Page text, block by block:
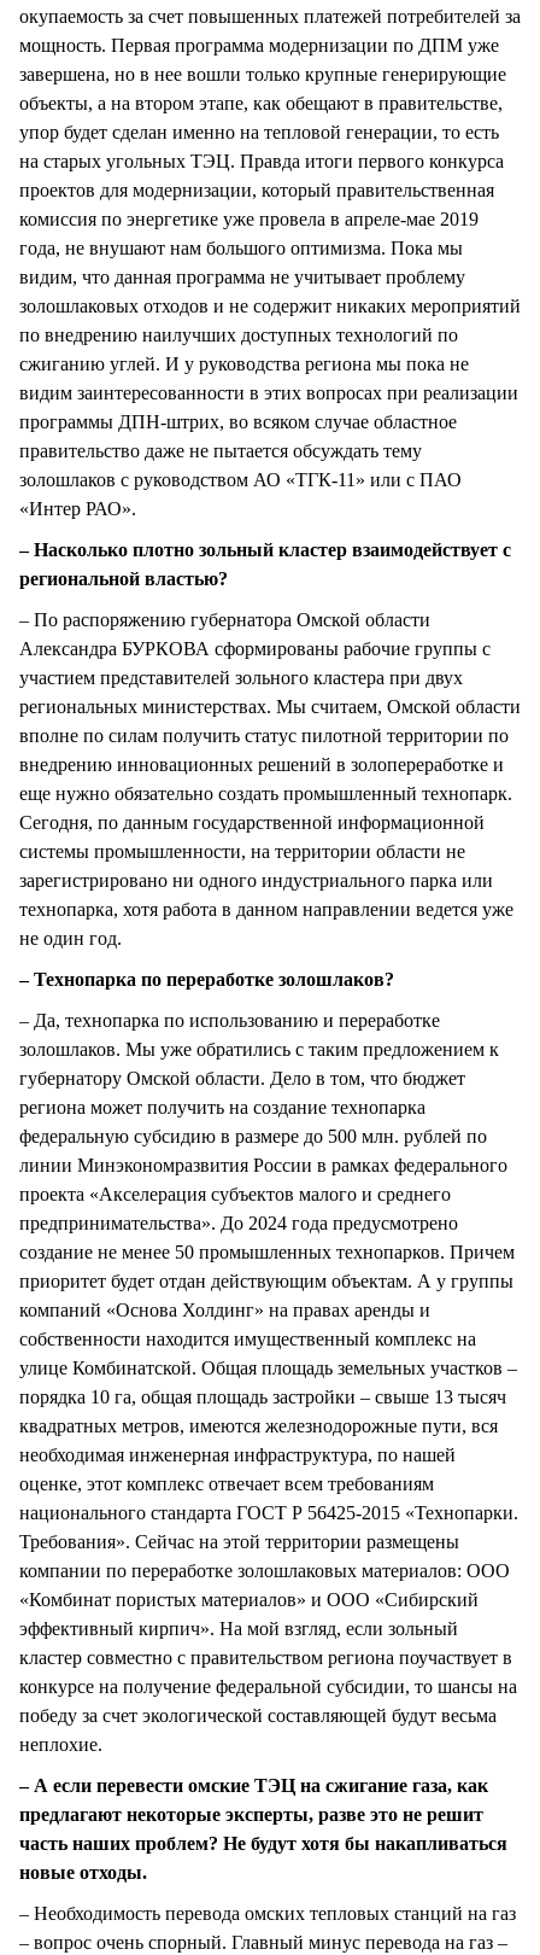
окупаемость за счет повышенных платежей потребителей за
мощность. Первая программа модернизации по ДПМ уже
завершена, но в нее вошли только крупные генерирующие
объекты, а на втором этапе, как обещают в правительстве,
упор будет сделан именно на тепловой генерации, то есть
на старых угольных ТЭЦ. Правда итоги первого конкурса
проектов для модернизации, который правительственная
комиссия по энергетике уже провела в апреле-мае 2019
года, не внушают нам большого оптимизма. Пока мы
видим, что данная программа не учитывает проблему
золошлаковых отходов и не содержит никаких мероприятий
по внедрению наилучших доступных технологий по
сжиганию углей. И у руководства региона мы пока не
видим заинтересованности в этих вопросах при реализации
программы ДПН-штрих, во всяком случае областное
правительство даже не пытается обсуждать тему
золошлаков с руководством АО «ТГК-11» или с ПАО
«Интер РАО».
– Насколько плотно зольный кластер взаимодействует с
региональной властью?
– По распоряжению губернатора Омской области
Александра БУРКОВА сформированы рабочие группы с
участием представителей зольного кластера при двух
региональных министерствах. Мы считаем, Омской области
вполне по силам получить статус пилотной территории по
внедрению инновационных решений в золопереработке и
еще нужно обязательно создать промышленный технопарк.
Сегодня, по данным государственной информационной
системы промышленности, на территории области не
зарегистрировано ни одного индустриального парка или
технопарка, хотя работа в данном направлении ведется уже
не один год.
– Технопарка по переработке золошлаков?
– Да, технопарка по использованию и переработке
золошлаков. Мы уже обратились с таким предложением к
губернатору Омской области. Дело в том, что бюджет
региона может получить на создание технопарка
федеральную субсидию в размере до 500 млн. рублей по
линии Минэкономразвития России в рамках федерального
проекта «Акселерация субъектов малого и среднего
предпринимательства». До 2024 года предусмотрено
создание не менее 50 промышленных технопарков. Причем
приоритет будет отдан действующим объектам. А у группы
компаний «Основа Холдинг» на правах аренды и
собственности находится имущественный комплекс на
улице Комбинатской. Общая площадь земельных участков –
порядка 10 га, общая площадь застройки – свыше 13 тысяч
квадратных метров, имеются железнодорожные пути, вся
необходимая инженерная инфраструктура, по нашей
оценке, этот комплекс отвечает всем требованиям
национального стандарта ГОСТ Р 56425-2015 «Технопарки.
Требования». Сейчас на этой территории размещены
компании по переработке золошлаковых материалов: ООО
«Комбинат пористых материалов» и ООО «Сибирский
эффективный кирпич». На мой взгляд, если зольный
кластер совместно с правительством региона поучаствует в
конкурсе на получение федеральной субсидии, то шансы на
победу за счет экологической составляющей будут весьма
неплохие.
– А если перевести омские ТЭЦ на сжигание газа, как
предлагают некоторые эксперты, разве это не решит
часть наших проблем? Не будут хотя бы накапливаться
новые отходы.
– Необходимость перевода омских тепловых станций на газ
– вопрос очень спорный. Главный минус перевода на газ –